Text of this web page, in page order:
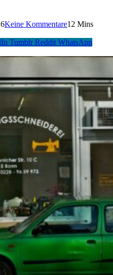
Keine Kommentare12 Mins
Tumblr Reddit WhatsApp